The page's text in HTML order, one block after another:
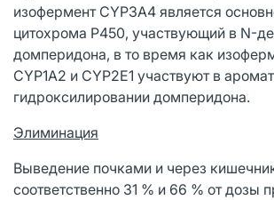
изофермент CYP3A4 является
цитохрома P450, участвующий в N-
домперидона, в то время как
CYP1A2 и CYP2E1 участвуют в
гидроксилировании домперидона.
Элиминация
Выведение почками и через
соответственно 31 % и 66 % от дозы